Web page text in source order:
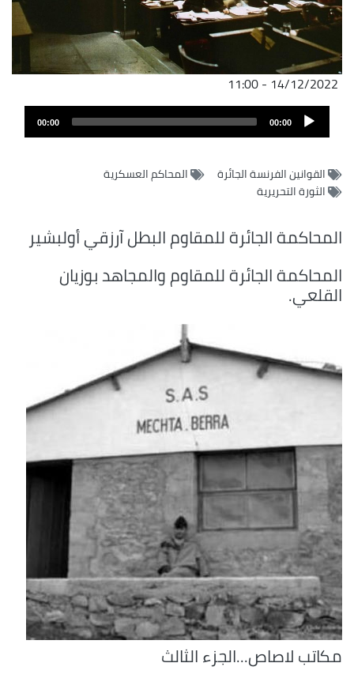
14/12/2022 - 11:00
Audio
Player
00:00
00:00
القوانين الفرنسة الجائرة
المحاكم العسكرية
الثورة التحريرية
المحاكمة الجائرة للمقاوم البطل آرزقي أولبشير
المحاكمة الجائرة للمقاوم والمجاهد بوزيان
القلعي.
مكاتب لاصاص...الجزء الثالث